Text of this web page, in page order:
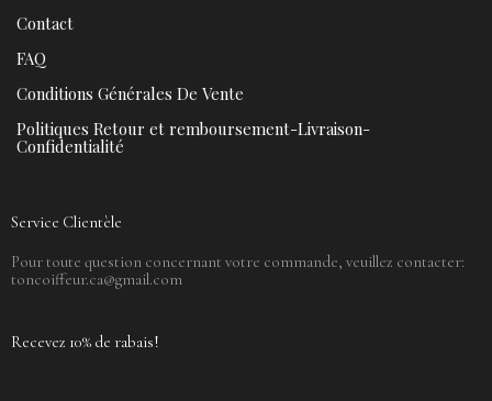
Contact
FAQ
Conditions Générales De Vente
Politiques Retour et remboursement-Livraison-
Confidentialité
Service Clientèle
Pour toute question concernant votre commande, veuillez contacter:
toncoiffeur.ca@gmail.com
Recevez 10% de rabais!